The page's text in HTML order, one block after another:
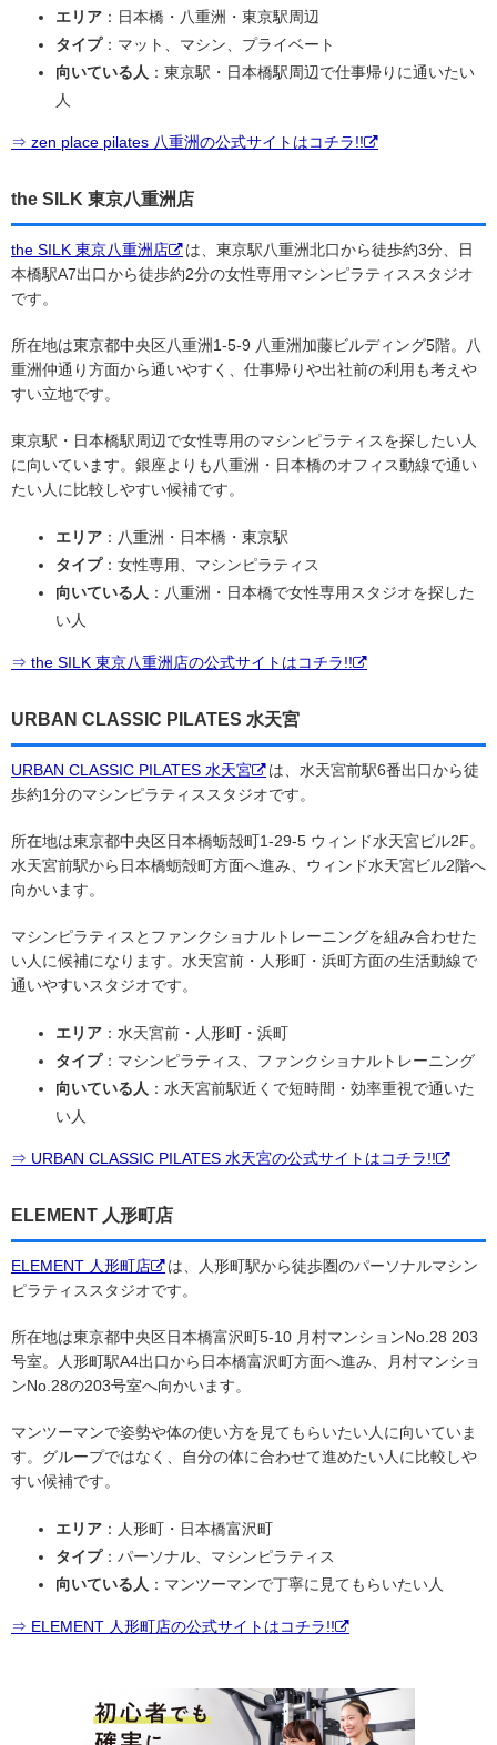
エリア ：日本橋・八重洲・東京駅周辺
タイプ：マット、マシン、プライベート
向いている人 ：東京駅・日本橋駅周辺で仕事帰りに通いたい
人
⇒ zen place pilates 八重洲の公式サイトはコチラ!!
the SILK 東京八重洲店
the SILK 東京八重洲店
は、東京駅八重洲北口から徒歩約3分、日
本橋駅A7出口から徒歩約2分の女性専用マシンピラティススタジオ
です。
所在地は東京都中央区八重洲1-5-9 八重洲加藤ビルディング5階。八
重洲仲通り方面から通いやすく、仕事帰りや出社前の利用も考えや
すい立地です。
東京駅・日本橋駅周辺で女性専用のマシンピラティスを探したい人
に向いています。銀座よりも八重洲・日本橋のオフィス動線で通い
たい人に比較しやすい候補です。
エリア ：八重洲・日本橋・東京駅
タイプ：女性専用、マシンピラティス
向いている人 ：八重洲・日本橋で女性専用スタジオを探した
い人
⇒ the SILK 東京八重洲店の公式サイトはコチラ!!
URBAN CLASSIC PILATES 水天宮
URBAN CLASSIC PILATES 水天宮
は、水天宮前駅6番出口から徒
歩約1分のマシンピラティススタジオです。
所在地は東京都中央区日本橋蛎殻町1-29-5 ウィンド水天宮ビル2F。
水天宮前駅から日本橋蛎殻町方面へ進み、ウィンド水天宮ビル2階へ
向かいます。
マシンピラティスとファンクショナルトレーニングを組み合わせた
い人に候補になります。水天宮前・人形町・浜町方面の生活動線で
通いやすいスタジオです。
エリア ：水天宮前・人形町・浜町
タイプ：マシンピラティス、ファンクショナルトレーニング
向いている人 ：水天宮前駅近くで短時間・効率重視で通いた
い人
⇒ URBAN CLASSIC PILATES 水天宮の公式サイトはコチラ!!
ELEMENT 人形町店
ELEMENT 人形町店
は、人形町駅から徒歩圏のパーソナルマシン
ピラティススタジオです。
所在地は東京都中央区日本橋富沢町5-10 月村マンションNo.28 203
号室。人形町駅A4出口から日本橋富沢町方面へ進み、月村マンショ
ンNo.28の203号室へ向かいます。
マンツーマンで姿勢や体の使い方を見てもらいたい人に向いていま
す。グループではなく、自分の体に合わせて進めたい人に比較しや
すい候補です。
エリア ：人形町・日本橋富沢町
タイプ：パーソナル、マシンピラティス
向いている人 ：マンツーマンで丁寧に見てもらいたい人
⇒ ELEMENT 人形町店の公式サイトはコチラ!!